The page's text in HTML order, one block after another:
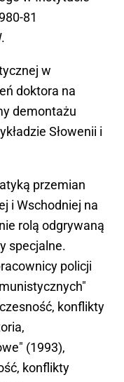
81
w
doktora na
demontażu
Słowenii i
przemian
i Wschodniej na
rolą odgrywaną
specjalne.
policji
konflikty
(1993),
konflikty